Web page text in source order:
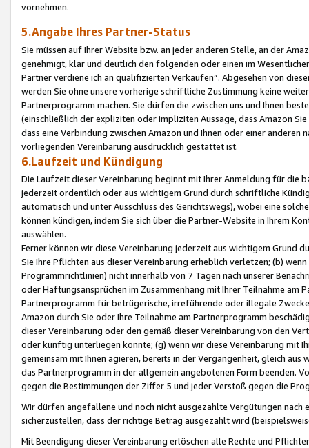
vornehmen.
5.Angabe Ihres Partner-Status
Sie müssen auf Ihrer Website bzw. an jeder anderen Stelle, an der
genehmigt, klar und deutlich den folgenden oder einen im
Partner verdiene ich an qualifizierten Verkäufen“. Abgesehen von
werden Sie ohne unsere vorherige schriftliche Zustimmung keine
Partnerprogramm machen. Sie dürfen die zwischen uns und Ihnen
(einschließlich der expliziten oder impliziten Aussage, dass Amazon
dass eine Verbindung zwischen Amazon und Ihnen oder einer
vorliegenden Vereinbarung ausdrücklich gestattet ist.
6.Laufzeit und Kündigung
Die Laufzeit dieser Vereinbarung beginnt mit Ihrer Anmeldung für die
jederzeit ordentlich oder aus wichtigem Grund durch schriftliche
automatisch und unter Ausschluss des Gerichtswegs), wobei eine
können kündigen, indem Sie sich über die Partner-Website in Ihrem
auswählen.
Ferner können wir diese Vereinbarung jederzeit aus wichtigem Grund
Sie Ihre Pflichten aus dieser Vereinbarung erheblich verletzen; (b)
Programmrichtlinien) nicht innerhalb von 7 Tagen nach unserer
oder Haftungsansprüchen im Zusammenhang mit Ihrer Teilnahme am
Partnerprogramm für betrügerische, irreführende oder illegale
Amazon durch Sie oder Ihre Teilnahme am Partnerprogramm
dieser Vereinbarung oder den gemäß dieser Vereinbarung von den
oder künftig unterliegen könnte; (g) wenn wir diese Vereinbarung mit
gemeinsam mit Ihnen agieren, bereits in der Vergangenheit, gleich
das Partnerprogramm in der allgemein angebotenen Form beenden.
gegen die Bestimmungen der Ziffer 5 und jeder Verstoß gegen die
Wir dürfen angefallene und noch nicht ausgezahlte Vergütungen
sicherzustellen, dass der richtige Betrag ausgezahlt wird
Mit Beendigung dieser Vereinbarung erlöschen alle Rechte und